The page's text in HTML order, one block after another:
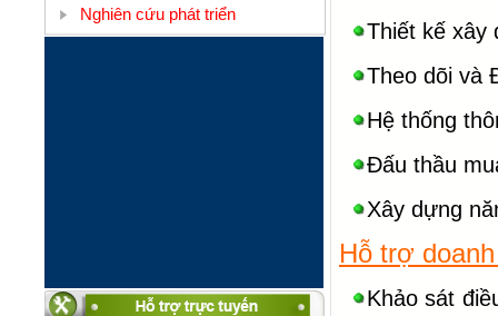
Nghiên cứu phát triển
Thiết kế xây
Theo dõi và
Hệ thống
Đấu thầu
Xây dựng
Hỗ trợ
Khảo sát